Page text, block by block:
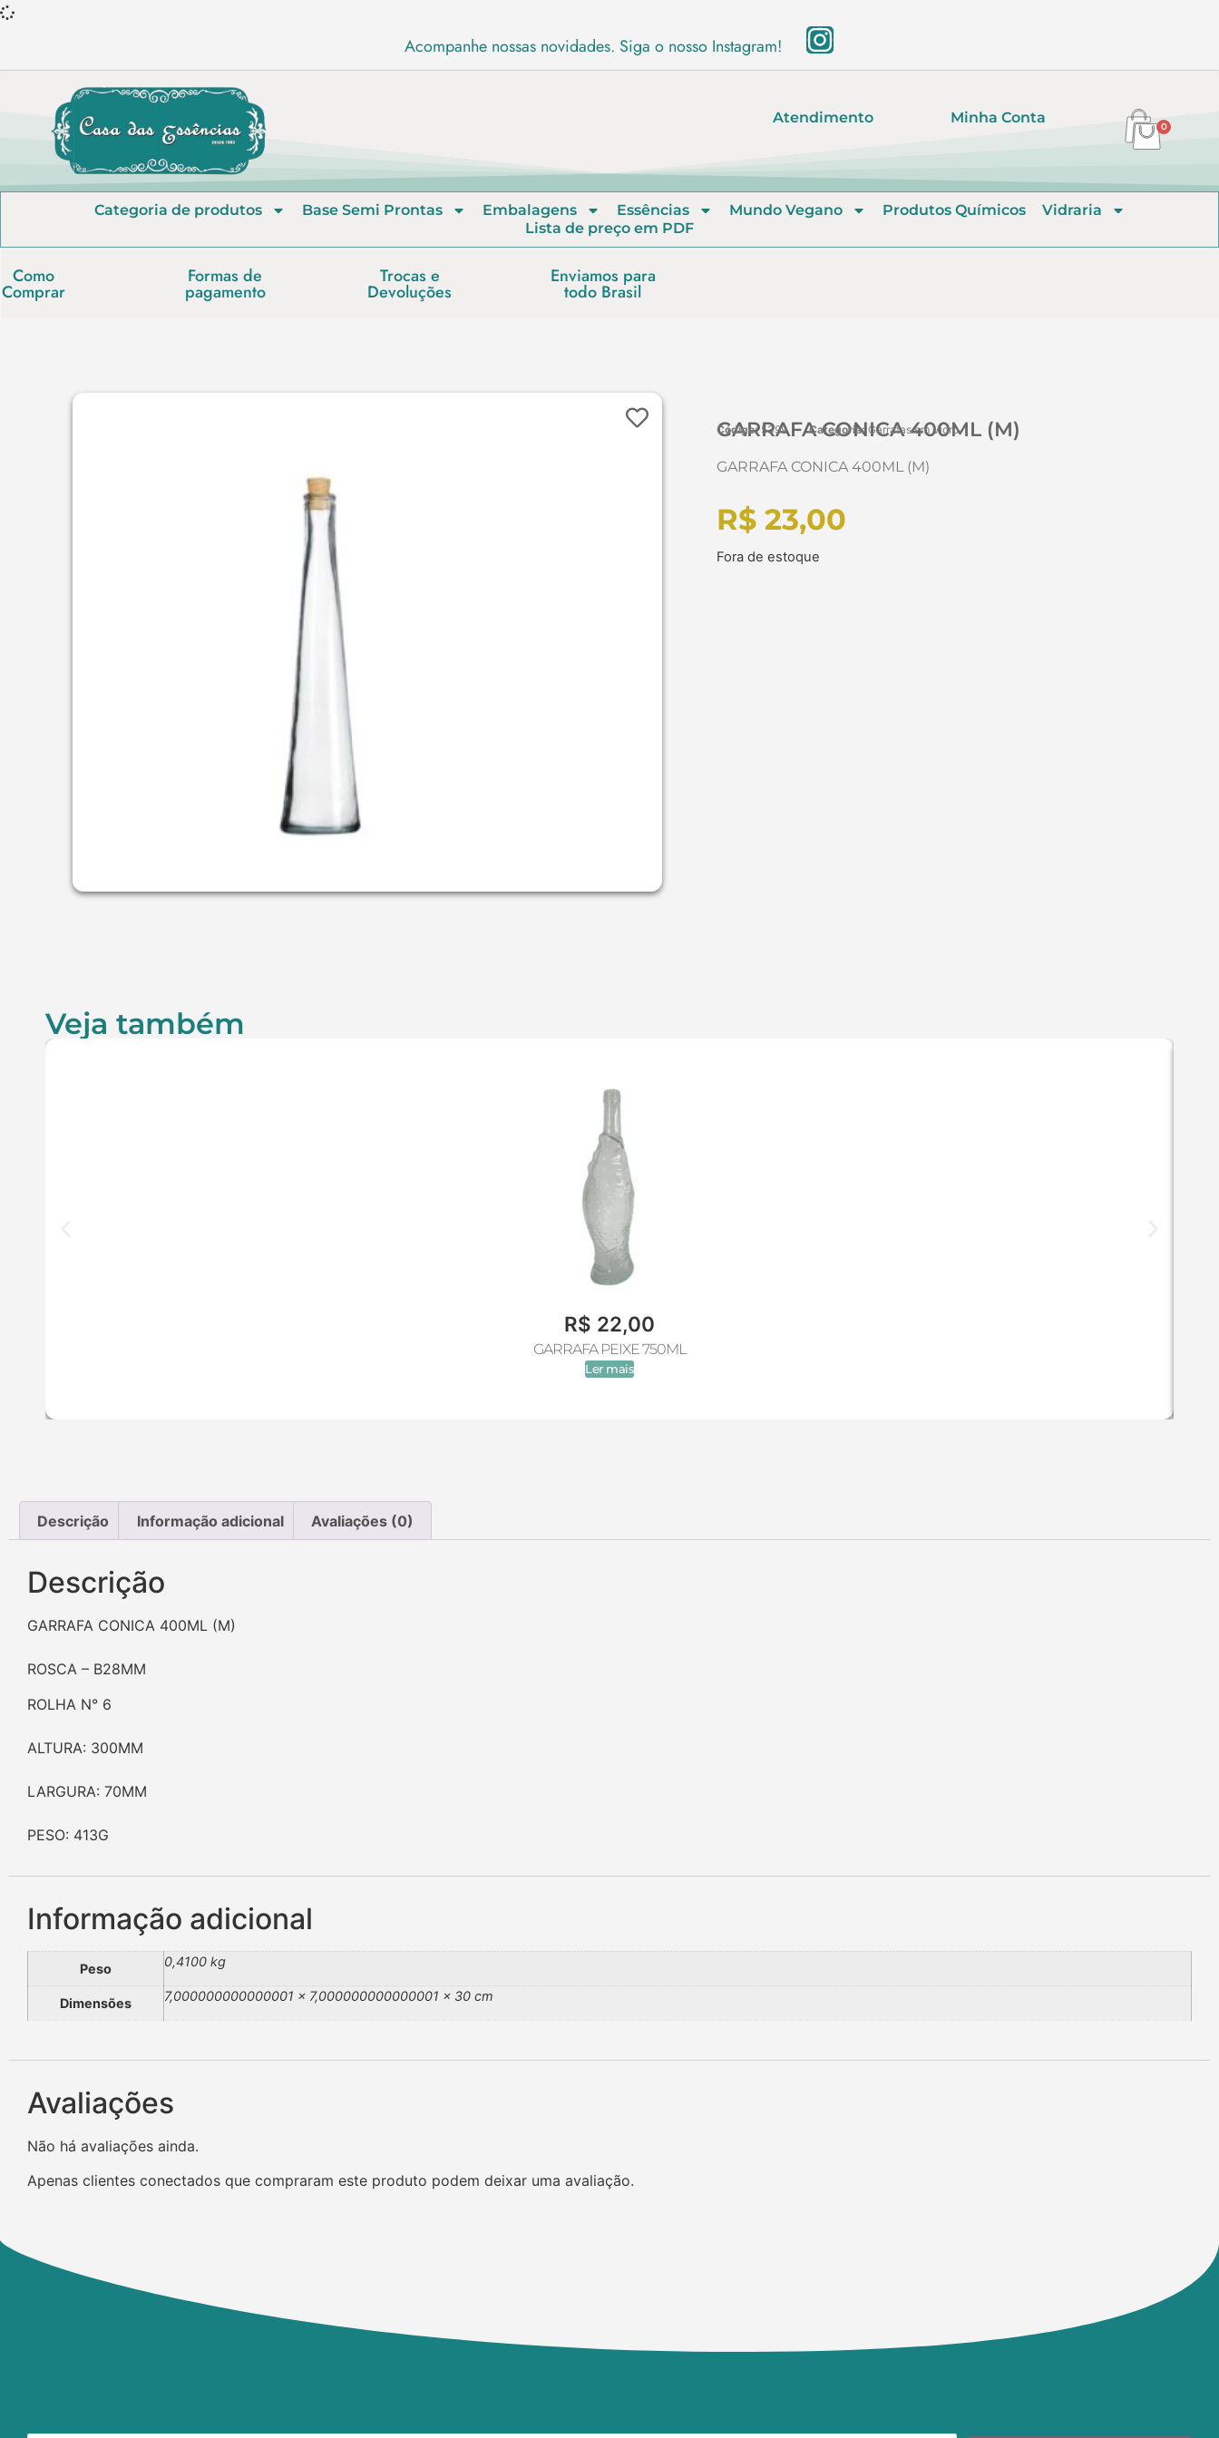
Acompanhe nossas novidades. Siga o nosso Instagram!
Atendimento Minha Conta
0
Categoria de produtos Base Semi Prontas Embalagens Essências Mundo Vegano Produtos Químicos
Vidraria
Lista de preço em PDF
Como
Comprar
Formas de
pagamento
Trocas e
Devoluções
Enviamos para
todo Brasil
GARRAFA CONICA 400ML (M)
Código:5399 Categoria: Garrafas em Vidro
GARRAFA CONICA 400ML (M)
R$ 23,00
Fora de estoque
Veja também
R$ 22,00
GARRAFA PEIXE 750ML
Ler mais
Descrição Informação adicional Avaliações (0)
Descrição
GARRAFA CONICA 400ML (M)
ROSCA – B28MM
ROLHA N° 6
ALTURA: 300MM
LARGURA: 70MM
PESO: 413G
Informação adicional
Peso 0,4100 kg
Dimensões 7,000000000000001 × 7,000000000000001 × 30 cm
Avaliações
Não há avaliações ainda.
Apenas clientes conectados que compraram este produto podem deixar uma avaliação.